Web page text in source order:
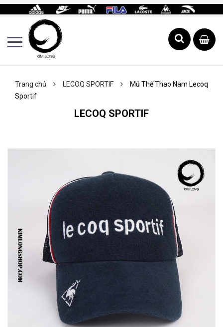
Trang chủ LECOQ SPORTIF
Mũ Thể Thao Nam Lecoq
Sportif
LECOQ SPORTIF